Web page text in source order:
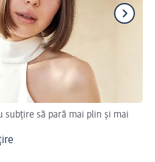
subțire să pară mai plin și mai